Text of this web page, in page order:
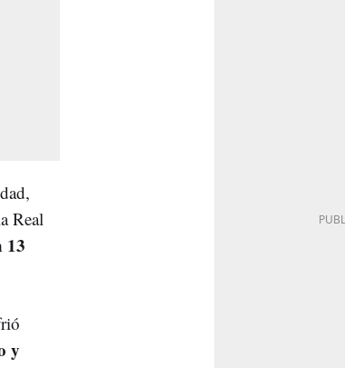
Real
13
y